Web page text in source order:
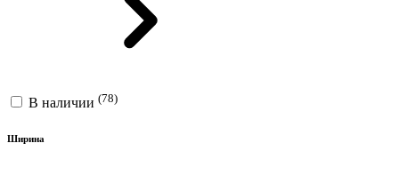
В наличии (78)
Ширина